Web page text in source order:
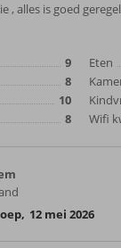
, alles is goed
9
8
10
8
Eten
Wifi
, 12 mei 2026